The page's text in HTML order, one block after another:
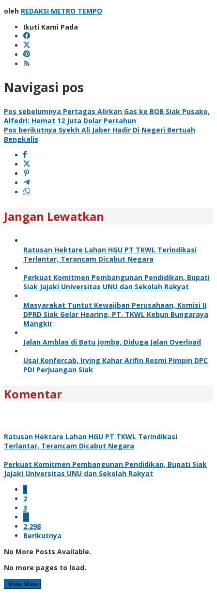
oleh REDAKSI METRO TEMPO
Ikuti Kami Pada
Navigasi pos
Pos sebelumnya Pertagas Alirkan Gas ke BOB Siak Pusako,
Alfedri: Hemat 12 Juta Dolar Pertahun
Pos berikutnya Syekh Ali Jaber Hadir Di Negeri Bertuah
Bengkalis
Jangan Lewatkan
Ratusan Hektare Lahan HGU PT TKWL Terindikasi
Terlantar, Terancam Dicabut Negara
Perkuat Komitmen Pembangunan Pendidikan, Bupati
Siak Jajaki Universitas UNU dan Sekolah Rakyat
Masyarakat Tuntut Kewajiban Perusahaan, Komisi II
DPRD Siak Gelar Hearing, PT. TKWL Kebun Bungaraya
Mangkir
Jalan Amblas di Batu Jomba, Diduga Jalan Overload
Usai Konfercab, Irving Kahar Arifin Resmi Pimpin DPC
PDI Perjuangan Siak
Komentar
Ratusan Hektare Lahan HGU PT TKWL Terindikasi
Terlantar, Terancam Dicabut Negara
Perkuat Komitmen Pembangunan Pendidikan, Bupati Siak
Jajaki Universitas UNU dan Sekolah Rakyat
1
2
3
…
2,298
Berikutnya
No More Posts Available.
No more pages to load.
View More